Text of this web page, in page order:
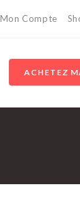
Mon Compte
ACHETEZ